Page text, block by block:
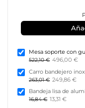
Mesa soporte con
522,10 € 496,00 €
Carro bandejero
263,01 € 249,86 €
Bandeja lisa de
16,84 € 13,31 €